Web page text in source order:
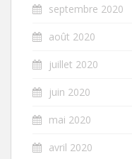
septembre 2020
août 2020
juillet 2020
juin 2020
mai 2020
avril 2020